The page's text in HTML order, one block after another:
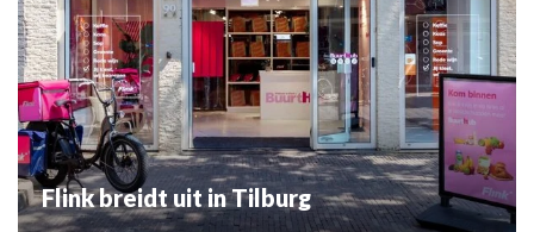
Flink breidt uit in Tilburg